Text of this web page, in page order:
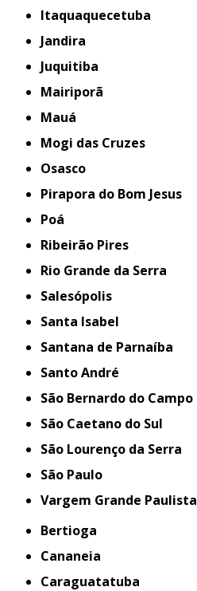
Itaquaquecetuba
Jandira
Juquitiba
Mairiporã
Mauá
Mogi das Cruzes
Osasco
Pirapora do Bom Jesus
Poá
Ribeirão Pires
Rio Grande da Serra
Salesópolis
Santa Isabel
Santana de Parnaíba
Santo André
São Bernardo do Campo
São Caetano do Sul
São Lourenço da Serra
São Paulo
Vargem Grande Paulista
Bertioga
Cananeia
Caraguatatuba